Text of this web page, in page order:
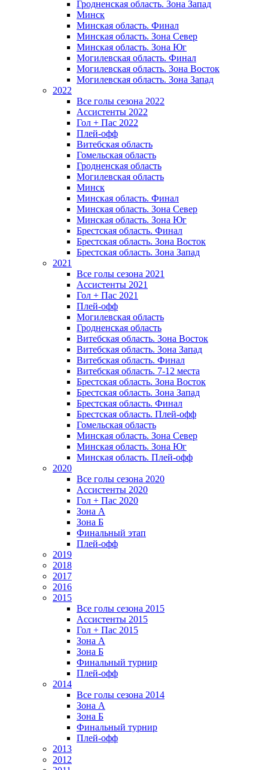
Гродненская область. Зона Запад
Минск
Минская область. Финал
Минская область. Зона Север
Минская область. Зона Юг
Могилевская область. Финал
Могилевская область. Зона Восток
Могилевская область. Зона Запад
2022
Все голы сезона 2022
Ассистенты 2022
Гол + Пас 2022
Плей-офф
Витебская область
Гомельская область
Гродненская область
Могилевская область
Минск
Mинская область. Финал
Минская область. Зона Север
Минская область. Зона Юг
Брестская область. Финал
Брестская область. Зона Восток
Брестская область. Зона Запад
2021
Все голы сезона 2021
Ассистенты 2021
Гол + Пас 2021
Плей-офф
Могилевская область
Гродненская область
Витебская область. Зона Восток
Витебская область. Зона Запад
Витебская область. Финал
Витебская область. 7-12 места
Брестская область. Зона Восток
Брестская область. Зона Запад
Брестская область. Финал
Брестская область. Плей-офф
Гомельская область
Минская область. Зона Север
Минская область. Зона Юг
Минская область. Плей-офф
2020
Все голы сезона 2020
Ассистенты 2020
Гол + Пас 2020
Зона А
Зона Б
Финальный этап
Плей-офф
2019
2018
2017
2016
2015
Все голы сезона 2015
Ассистенты 2015
Гол + Пас 2015
Зона А
Зона Б
Финальный турнир
Плей-офф
2014
Все голы сезона 2014
Зона А
Зона Б
Финальный турнир
Плей-офф
2013
2012